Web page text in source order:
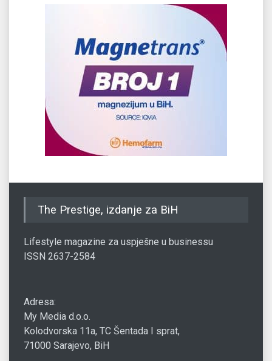
The Prestige, izdanje za BiH
Lifestyle magazine za uspješne u businessu
ISSN 2637-2584
Adresa:
My Media d.o.o.
Kolodvorska 11a, TC Šentada I sprat,
71000 Sarajevo, BiH